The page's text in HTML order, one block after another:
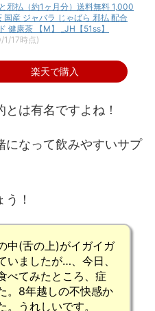
邪払（約1ヶ月分）送料無料 1,000
産 ジャバラ じゃばら 邪払 配合
健康茶 【M】 _JH【51ss】
1/17時点)
楽天で購入
は有名ですよね！
になって飲みやすいサプ
！
中(舌の上)がイガイガ
いましたが…、今日、
てみたところ、 症
。 8年越しの不快感か
。うれしいです。